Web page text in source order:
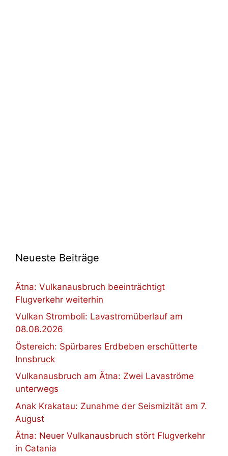
Neueste Beiträge
Ätna: Vulkanausbruch beeinträchtigt
Flugverkehr weiterhin
Vulkan Stromboli: Lavastromüberlauf am
08.08.2026
Östereich: Spürbares Erdbeben erschütterte
Innsbruck
Vulkanausbruch am Ätna: Zwei Lavaströme
unterwegs
Anak Krakatau: Zunahme der Seismizität am 7.
August
Ätna: Neuer Vulkanausbruch stört Flugverkehr
in Catania